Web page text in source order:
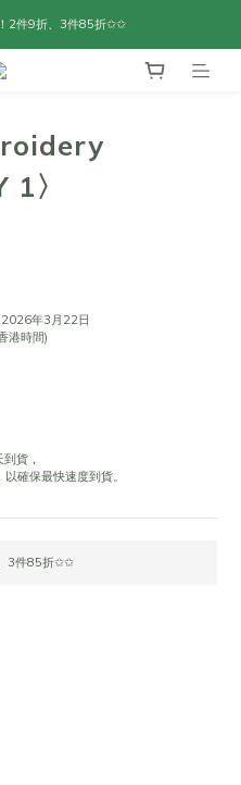
2件9折、3件85折✩✩
〉
年3月22日
港時間)
貨，
確保最快速度到貨。
3件85折✩✩